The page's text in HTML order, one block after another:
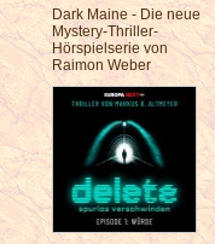
Dark Maine - Die neue
Mystery-Thriller-
Hörspielserie von
Raimon Weber